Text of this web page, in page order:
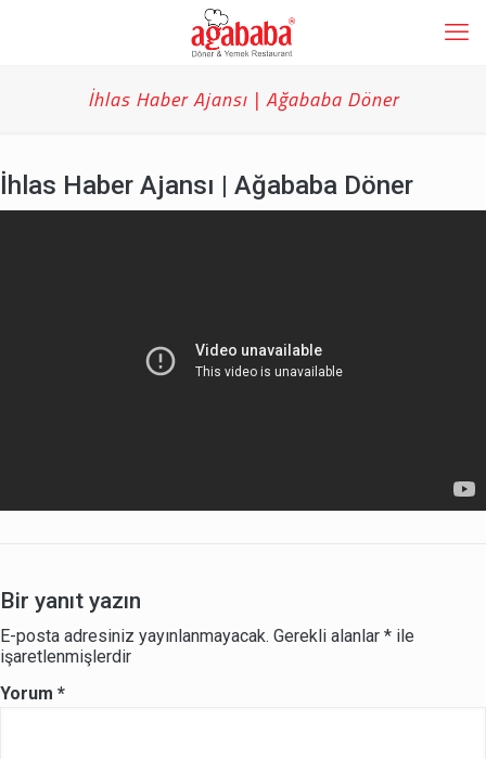
İhlas Haber Ajansı | Ağababa Döner
İhlas Haber Ajansı | Ağababa Döner
Bir yanıt yazın
E-posta adresiniz yayınlanmayacak. Gerekli alanlar * ile
işaretlenmişlerdir
Yorum *